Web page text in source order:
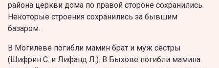
района церкви дома по правой стороне сохранились.
Некоторые строения сохранились за бывшим
базаром.
В Могилеве погибли мамин брат и муж сестры
(Шифрин С. и Лифанд Л.). В Быхове погибли мамина